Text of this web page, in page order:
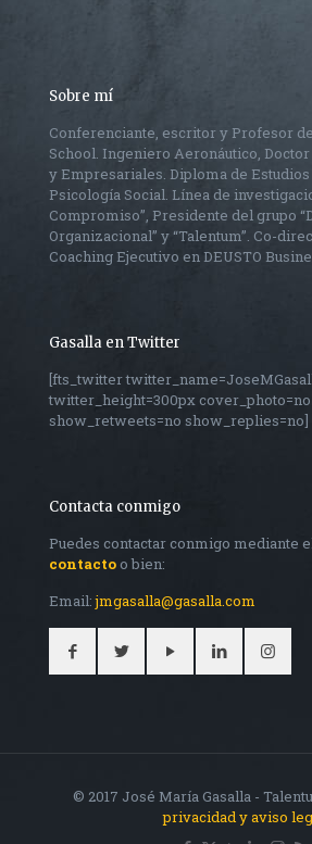
Sobre mí
Conferenciante, escritor y Profesor
School. Ingeniero Aeronáutico,
y Empresariales. Diploma de
Psicología Social. Línea de
Compromiso”, Presidente del grupo
Organizacional” y “Talentum”. Co-
Coaching Ejecutivo en DEUSTO
Gasalla en Twitter
[fts_twitter
twitter_height=300px cover_photo=no
show_retweets=no show_replies=no]
Contacta conmigo
Puedes contactar conmigo mediante
contacto o bien:
Email:jmgasalla@gasalla.com
© 2017 José María Gasalla -
privacidad y aviso